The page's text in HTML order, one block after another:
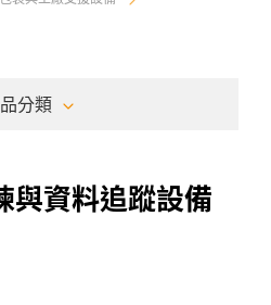
分類
與資料追蹤設備